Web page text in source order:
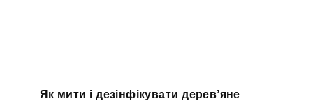
Як мити і дезінфікувати дерев’яне